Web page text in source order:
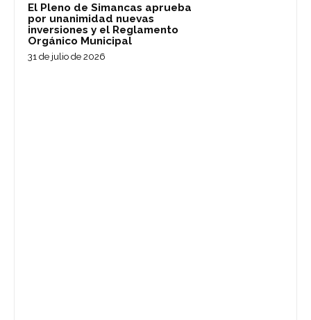
El Pleno de Simancas aprueba
por unanimidad nuevas
inversiones y el Reglamento
Orgánico Municipal
31 de julio de 2026